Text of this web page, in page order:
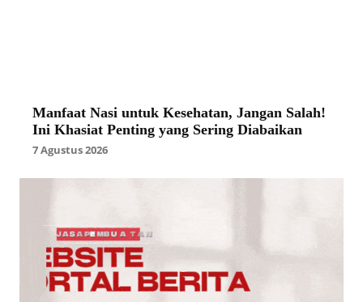
Manfaat Nasi untuk Kesehatan, Jangan Salah!
Ini Khasiat Penting yang Sering Diabaikan
7 Agustus 2026